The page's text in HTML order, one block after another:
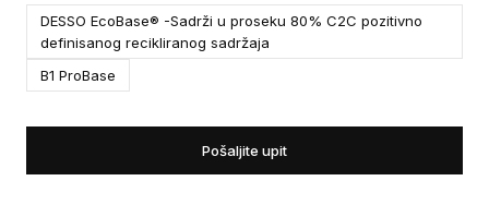
DESSO EcoBase® -Sadrži u proseku 80% C2C pozitivno
definisanog recikliranog sadržaja
B1 ProBase
Pošaljite upit